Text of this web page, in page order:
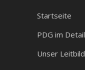
Startseite
PDG im Detail
Unser Leitbild